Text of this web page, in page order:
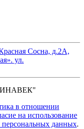
Сосна, д.2А,
ул.
в отношении
на использование
персональных данных.